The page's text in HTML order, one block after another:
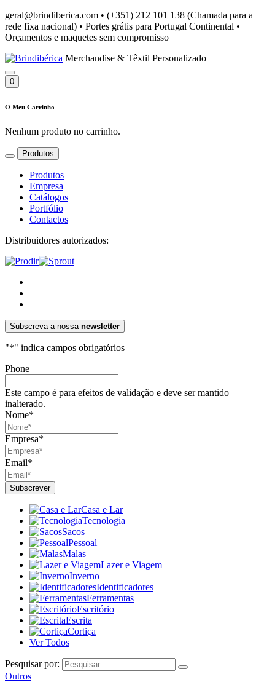
geral@brindiberica.com • (+351) 212 101 138 (Chamada para a
rede fixa nacional) • Portes grátis para Portugal Continental •
Orçamentos e maquetes sem compromisso
Merchandise & Têxtil Personalizado
0
O Meu Carrinho
Nenhum produto no carrinho.
Produtos
Produtos
Empresa
Catálogos
Portfólio
Contactos
Distribuidores autorizados:
Subscreva a nossa newsletter
"*" indica campos obrigatórios
Phone
Este campo é para efeitos de validação e deve ser mantido
inalterado.
Nome*
Empresa*
Email*
Casa e Lar
Tecnologia
Sacos
Pessoal
Malas
Lazer e Viagem
Inverno
Identificadores
Ferramentas
Escritório
Escrita
Cortiça
Ver Todos
Pesquisar por:
Outros